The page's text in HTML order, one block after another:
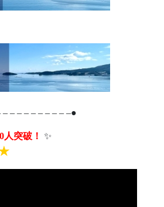
– – – – – – – – –●
人突破！ ✨